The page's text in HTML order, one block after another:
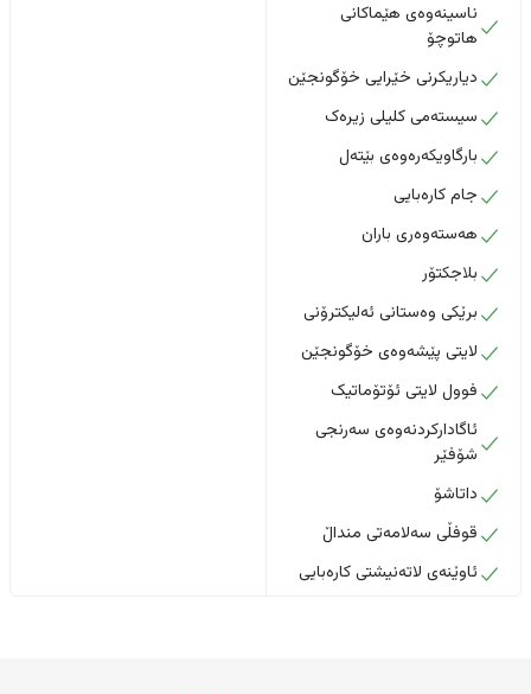
ناسینەوەی هێماکانی
هاتوچۆ
دیاریکرنی خێرایی خۆگونجێن
سیستەمی کلیلی زیرەک
بارگاویکەرەوەی بێتەل
جام کارەبایی
هەستەوەری باران
بلاجکتۆر
برێکی وەستانی ئەلیکترۆنی
لایتی پێشەوەی خۆگونجێن
فوول لایتی ئۆتۆماتیک
ئاگادارکردنەوەی سەرنجی
شۆفێر
داتاشۆ
قوفڵی سەلامەتی منداڵ
ئاوێنەی لاتەنیشتی کارەبایی